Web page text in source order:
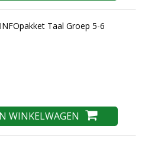
Taal Groep 5-6
WINKELWAGEN